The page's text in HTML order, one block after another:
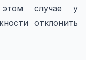
этом случае у
отклонить